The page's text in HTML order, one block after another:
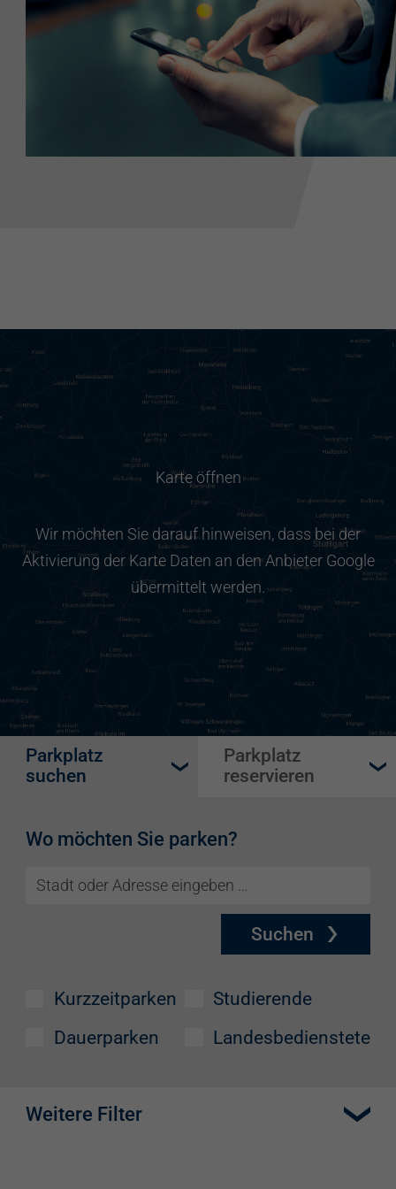
Karte öffnen
Wir möchten Sie darauf hinweisen, dass bei der
Aktivierung der Karte Daten an den Anbieter Google
übermittelt werden.
Parkplatz
suchen
Parkplatz
reservieren
Wo möchten Sie parken?
Suchen
Kurzzeitparken
Dauerparken
Studierende
Landesbedienstete
Weitere Filter